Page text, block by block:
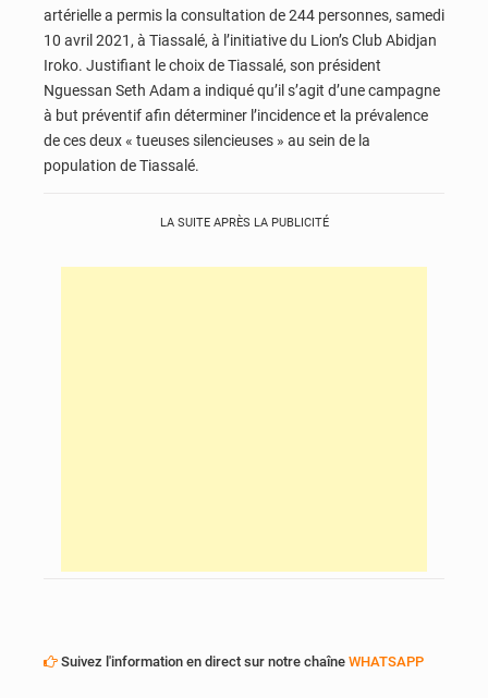
artérielle a permis la consultation de 244 personnes, samedi
10 avril 2021, à Tiassalé, à l’initiative du Lion’s Club Abidjan
Iroko. Justifiant le choix de Tiassalé, son président
Nguessan Seth Adam a indiqué qu’il s’agit d’une campagne
à but préventif afin déterminer l’incidence et la prévalence
de ces deux « tueuses silencieuses » au sein de la
population de Tiassalé.
LA SUITE APRÈS LA PUBLICITÉ
Suivez l'information en direct sur notre chaîne WHATSAPP